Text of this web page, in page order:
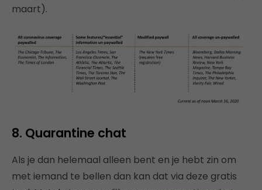
maart).
8. Quarantine chat
Als je dan helemaal alleen bent en je hebt zin om
met iemand te bellen dan kan dat via deze gratis